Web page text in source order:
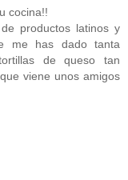
cocina!!
productos latinos y
me has dado tanta
de queso tan
viene unos amigos